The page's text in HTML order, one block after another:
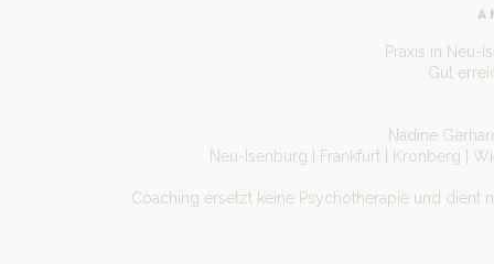
Praxis in Neu-
Gut
Nadine
Neu-Isenburg | Frankfurt | Kronberg |
Coaching ersetzt keine Psychotherapie und dient